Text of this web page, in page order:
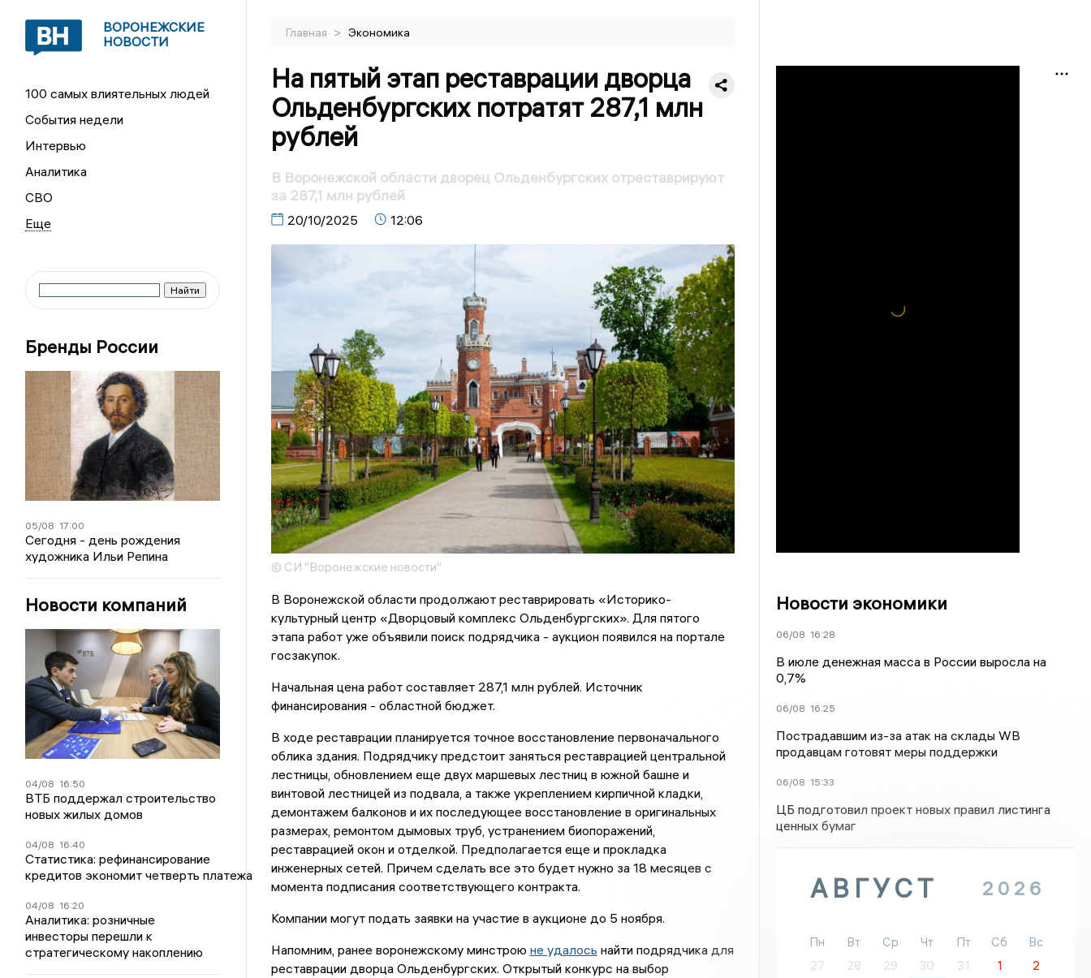
ВОРОНЕЖСКИЕ
НОВОСТИ
100 самых влиятельных людей
События недели
Интервью
Аналитика
СВО
Бренды России
05/08 17:00
Сегодня - день рождения
художника Ильи Репина
Новости компаний
04/08 16:50
ВТБ поддержал строительство
новых жилых домов
04/08 16:40
Статистика: рефинансирование
кредитов экономит четверть платежа
04/08 16:20
Аналитика: розничные
инвесторы перешли к
стратегическому накоплению
Главная > Экономика
На пятый этап реставрации дворца
Ольденбургских потратят 287,1 млн
рублей
В Воронежской области дворец Ольденбургских отреставрируют
за 287,1 млн рублей
20/10/2025 12:06
© СИ "Воронежские новости"
В Воронежской области продолжают реставрировать «Историко-
культурный центр «Дворцовый комплекс Ольденбургских». Для пятого
этапа работ уже объявили поиск подрядчика - аукцион появился на портале
госзакупок.
Начальная цена работ составляет 287,1 млн рублей. Источник
финансирования - областной бюджет.
В ходе реставрации планируется точное восстановление первоначального
облика здания. Подрядчику предстоит заняться реставрацией центральной
лестницы, обновлением еще двух маршевых лестниц в южной башне и
винтовой лестницей из подвала, а также укреплением кирпичной кладки,
демонтажем балконов и их последующее восстановление в оригинальных
размерах, ремонтом дымовых труб, устранением биопоражений,
реставрацией окон и отделкой. Предполагается еще и прокладка
инженерных сетей. Причем сделать все это будет нужно за 18 месяцев с
момента подписания соответствующего контракта.
Компании могут подать заявки на участие в аукционе до 5 ноября.
Напомним, ранее воронежскому минстрою не удалось найти подрядчика для
реставрации дворца Ольденбургских. Открытый конкурс на выбор
Новости экономики
06/08 16:28
В июле денежная масса в России выросла на
0,7%
06/08 16:25
Пострадавшим из-за атак на склады WB
продавцам готовят меры поддержки
06/08 15:33
ЦБ подготовил проект новых правил листинга
ценных бумаг
АВГУСТ 2026
Пн Вт Ср Чт Пт Сб
Вс
27
28 29 30 31 1
2